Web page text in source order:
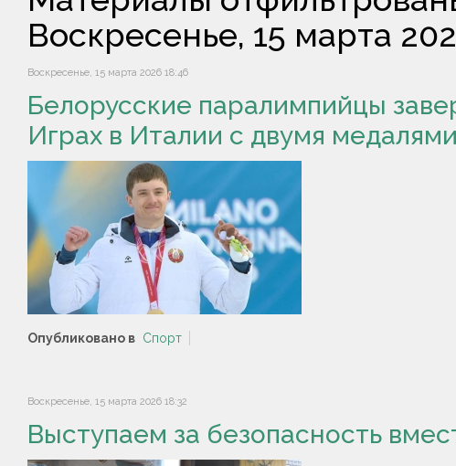
Воскресенье, 15 марта
Воскресенье, 15 марта 2026 18:46
Белорусские паралимпийцы
Играх в Италии с двумя медалями
Опубликовано в Спорт
Воскресенье, 15 марта 2026 18:32
Выступаем за безопасность